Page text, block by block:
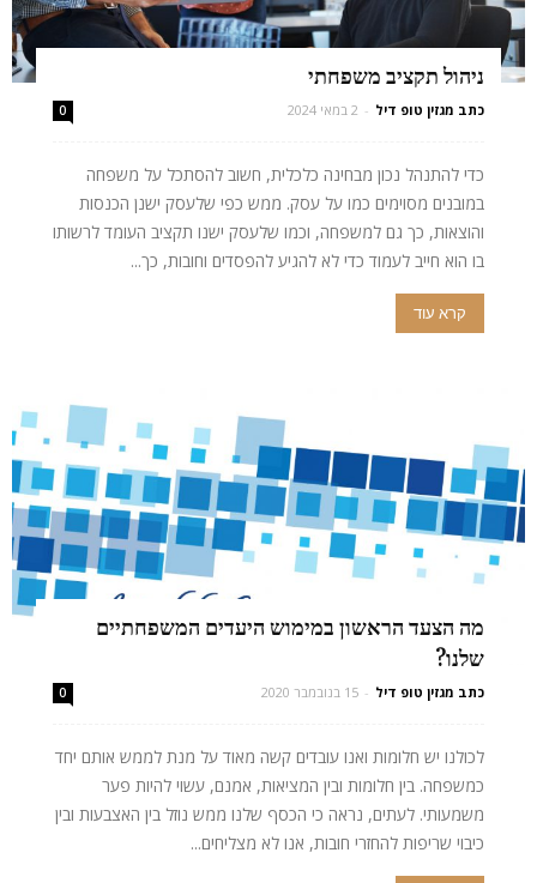
ניהול תקציב משפחתי
כתב מגזין טופ דיל - 2 במאי 2024 0
כדי להתנהל נכון מבחינה כלכלית, חשוב להסתכל על משפחה
במובנים מסוימים כמו על עסק. ממש כפי שלעסק ישנן הכנסות
והוצאות, כך גם למשפחה, וכמו שלעסק ישנו תקציב העומד לרשותו
בו הוא חייב לעמוד כדי לא להגיע להפסדים וחובות, כך...
קרא עוד
מה הצעד הראשון במימוש היעדים המשפחתיים
שלנו?
כתב מגזין טופ דיל - 15 בנובמבר 2020 0
לכולנו יש חלומות ואנו עובדים קשה מאוד על מנת לממש אותם יחד
כמשפחה. בין חלומות ובין המציאות, אמנם, עשוי להיות פער
משמעותי. לעתים, נראה כי הכסף שלנו ממש נוזל בין האצבעות ובין
כיבוי שריפות להחזרי חובות, אנו לא מצליחים...